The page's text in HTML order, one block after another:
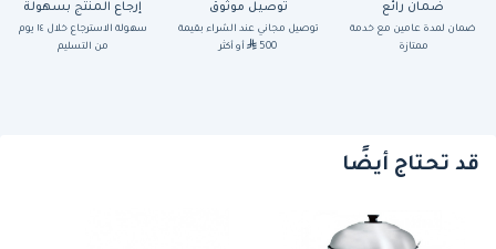
ضمان رائع
ضمان لمدة عامين مع خدمة
ممتازة
توصيل موثوق
توصيل مجاني عند الشراء بقيمة
500
أو أكثر
إرجاع المنتج بسهولة
سهولة الاسترجاع خلال ١٤ يوم
من التسليم
قد تحتاج أيضًا